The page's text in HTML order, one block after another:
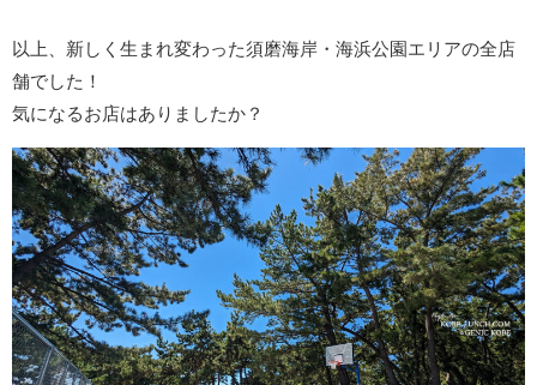
以上、新しく生まれ変わった須磨海岸・海浜公園エリアの全店
舗でした！
気になるお店はありましたか？